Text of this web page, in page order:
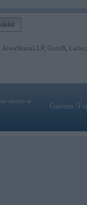
AiwaShuraLLP, GirtzB Lafter
saistīts ar
Galvena